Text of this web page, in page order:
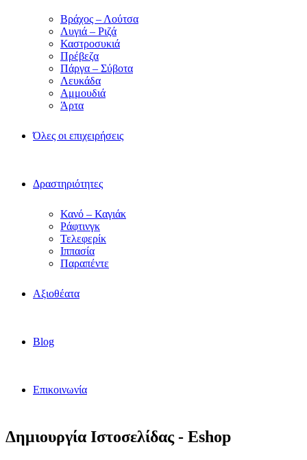
Βράχος – Λούτσα
Λυγιά – Ριζά
Καστροσυκιά
Πρέβεζα
Πάργα – Σύβοτα
Λευκάδα
Αμμουδιά
Άρτα
Όλες οι επιχειρήσεις
Δραστηριότητες
Κανό – Καγιάκ
Ράφτινγκ
Τελεφερίκ
Ιππασία
Παραπέντε
Αξιοθέατα
Blog
Επικοινωνία
Δημιουργία Ιστοσελίδας - Eshop